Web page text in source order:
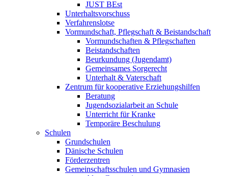
JUST BEst
Unterhaltsvorschuss
Verfahrenslotse
Vormundschaft, Pflegschaft & Beistandschaft
Vormundschaften & Pflegschaften
Beistandschaften
Beurkundung (Jugendamt)
Gemeinsames Sorgerecht
Unterhalt & Vaterschaft
Zentrum für kooperative Erziehungshilfen
Beratung
Jugendsozialarbeit an Schule
Unterricht für Kranke
Temporäre Beschulung
Schulen
Grundschulen
Dänische Schulen
Förderzentren
Gemeinschaftsschulen und Gymnasien